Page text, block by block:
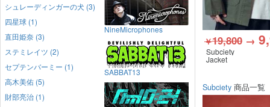
￥19,800 →
Subciety
Jacket
Subciety 商品一覧
シュレーディンガーの犬 (3)
四星球 (1)
直田姫奈 (3)
ステミレイツ (2)
セプテンバーミー (1)
高木美佑 (5)
財部亮治 (1)
NineMicrophones
SABBAT13